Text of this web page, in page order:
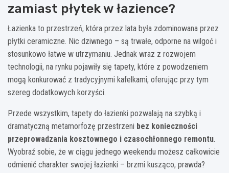
zamiast płytek w łazience?
Łazienka to przestrzeń, która przez lata była zdominowana przez
płytki ceramiczne. Nic dziwnego – są trwałe, odporne na wilgoć i
stosunkowo łatwe w utrzymaniu. Jednak wraz z rozwojem
technologii, na rynku pojawiły się tapety, które z powodzeniem
mogą konkurować z tradycyjnymi kafelkami, oferując przy tym
szereg dodatkowych korzyści.
Przede wszystkim, tapety do łazienki pozwalają na szybką i
dramatyczną metamorfozę przestrzeni bez konieczności
przeprowadzania kosztownego i czasochłonnego remontu.
Wyobraź sobie, że w ciągu jednego weekendu możesz całkowicie
odmienić charakter swojej łazienki – brzmi kusząco, prawda?